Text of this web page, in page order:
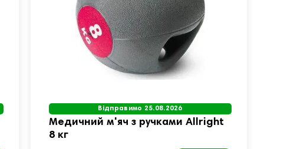
Відправимо 25.08.2026
Медичний м'яч з ручками Allright
8 кг